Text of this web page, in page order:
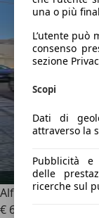
una o più
L’utente può
consenso
sezione
Scopi
Dati di
attraverso la
Pubblicità e
delle
ricerche sul
Alfa Romeo 1475p
€ 650